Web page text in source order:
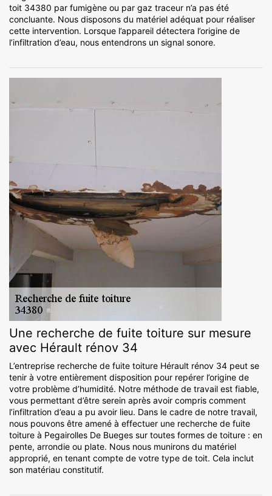
toit 34380 par fumigène ou par gaz traceur n’a pas été
concluante. Nous disposons du matériel adéquat pour réaliser
cette intervention. Lorsque l’appareil détectera l’origine de
l’infiltration d’eau, nous entendrons un signal sonore.
Une recherche de fuite toiture sur mesure
avec Hérault rénov 34
L’entreprise recherche de fuite toiture Hérault rénov 34 peut se
tenir à votre entièrement disposition pour repérer l’origine de
votre problème d’humidité. Notre méthode de travail est fiable,
vous permettant d’être serein après avoir compris comment
l’infiltration d’eau a pu avoir lieu. Dans le cadre de notre travail,
nous pouvons être amené à effectuer une recherche de fuite
toiture à Pegairolles De Bueges sur toutes formes de toiture : en
pente, arrondie ou plate. Nous nous munirons du matériel
approprié, en tenant compte de votre type de toit. Cela inclut
son matériau constitutif.